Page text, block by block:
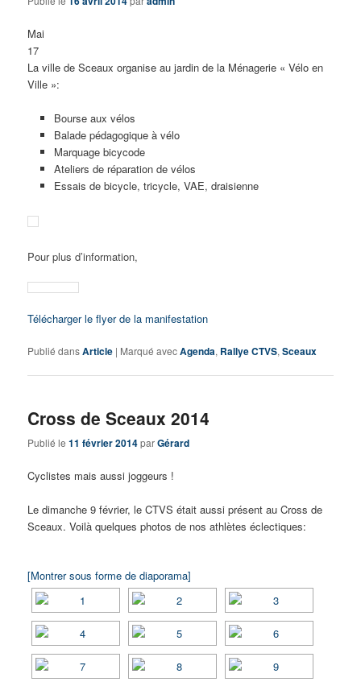
Mai
17
La ville de Sceaux organise au jardin de la Ménagerie « Vélo en
Ville »:
Bourse aux vélos
Balade pédagogique à vélo
Marquage bicycode
Ateliers de réparation de vélos
Essais de bicycle, tricycle, VAE, draisienne
Pour plus d’information,
Télécharger le flyer de la manifestation
Publié dansArticle | Marqué avecAgenda, Rallye CTVS,Sceaux
Cross de Sceaux 2014
Publié le11 février 2014parGérard
Cyclistes mais aussi joggeurs !
Le dimanche 9 février, le CTVS était aussi présent au Cross de
Sceaux. Voilà quelques photos de nos athlètes éclectiques:
[Montrer sous forme de diaporama]